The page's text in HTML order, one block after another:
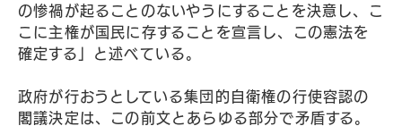
の惨禍が起ることのないやうにすることを決意し、こ
こに主権が国民に存することを宣言し、この憲法を
確定する」と述べている。
政府が行おうとしている集団的自衛権の行使容認の
閣議決定は、この前文とあらゆる部分で矛盾する。